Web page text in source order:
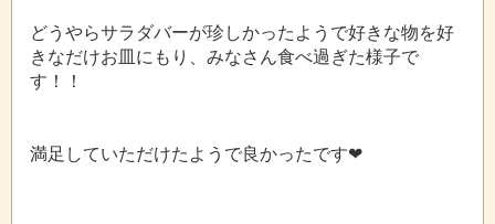
どうやらサラダバーが珍しかったようで好きな物を好
きなだけお皿にもり、みなさん食べ過ぎた様子で
す！！
満足していただけたようで良かったです❤